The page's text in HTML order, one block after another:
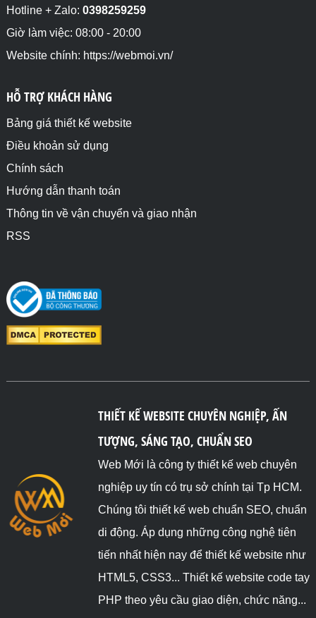
Hotline + Zalo: 0398259259
Giờ làm việc: 08:00 - 20:00
Website chính: https://webmoi.vn/
HỖ TRỢ KHÁCH HÀNG
Bảng giá thiết kế website
Điều khoản sử dụng
Chính sách
Hướng dẫn thanh toán
Thông tin về vận chuyển và giao nhận
RSS
THIẾT KẾ WEBSITE CHUYÊN NGHIỆP, ẤN
TƯỢNG, SÁNG TẠO, CHUẨN SEO
Web Mới là công ty thiết kế web chuyên
nghiệp uy tín có trụ sở chính tại Tp HCM.
Chúng tôi thiết kế web chuẩn SEO, chuẩn
di động. Áp dụng những công nghệ tiên
tiến nhất hiện nay để thiết kế website như
HTML5, CSS3... Thiết kế website code tay
PHP theo yêu cầu giao diện, chức năng...